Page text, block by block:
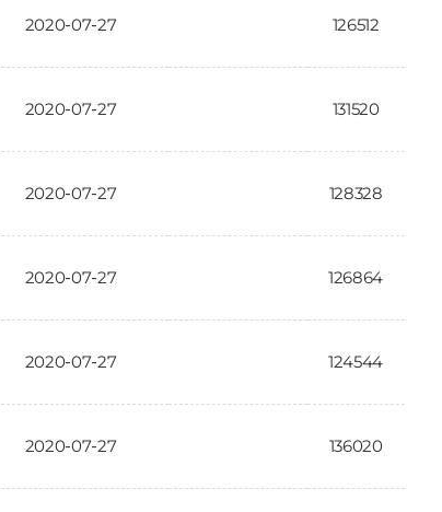
2020-07-27 126512
2020-07-27 131520
2020-07-27 128328
2020-07-27 126864
2020-07-27 124544
2020-07-27 136020